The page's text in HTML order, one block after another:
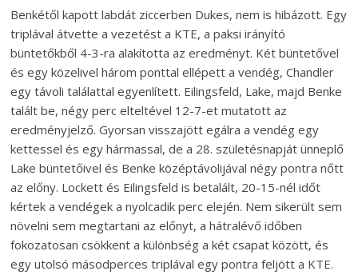
Benkétől kapott labdát ziccerben Dukes, nem is hibázott. Egy
triplával átvette a vezetést a KTE, a paksi irányító
büntetőkből 4-3-ra alakította az eredményt. Két büntetővel
és egy közelivel három ponttal ellépett a vendég, Chandler
egy távoli találattal egyenlített. Eilingsfeld, Lake, majd Benke
talált be, négy perc elteltével 12-7-et mutatott az
eredményjelző. Gyorsan visszajött egálra a vendég egy
kettessel és egy hármassal, de a 28. születésnapját ünneplő
Lake büntetőivel és Benke középtávolijával négy pontra nőtt
az előny. Lockett és Eilingsfeld is betalált, 20-15-nél időt
kértek a vendégek a nyolcadik perc elején. Nem sikerült sem
növelni sem megtartani az előnyt, a hátralévő időben
fokozatosan csökkent a különbség a két csapat között, és
egy utolsó másodperces triplával egy pontra feljött a KTE.